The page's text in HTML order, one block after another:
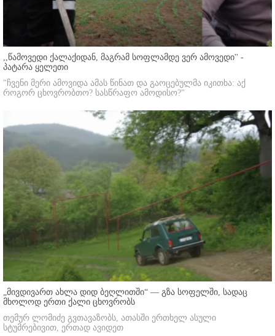
,,წამოვედი ქალაქიდან, მაგრამ სოფლამდე ვერ ამოვედი'' -
პატარა ყელეთი
"ჩვენი მერი ამოვიდა ამას წინათ და გაოცებულმა იკითხა: აქ
როგორ ცხოვრობთო? სასწრაფო ამოდისო?"
„მივდივართ ახლა დიდ ბეღლითში“ — გზა სოფელში, სადაც
მხოლოდ ერთი ქალი ცხოვრობს
თემურ ლომიძე გვთავაზობს, ათასში ერთხელ ასული
სტუმრებივით, ერთად ავიდეთ